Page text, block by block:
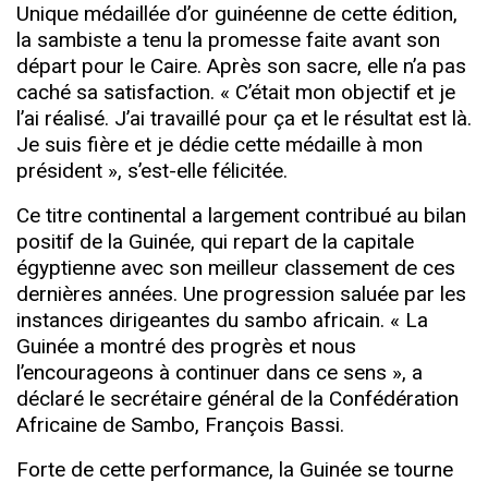
Unique médaillée d’or guinéenne de cette édition,
la sambiste a tenu la promesse faite avant son
départ pour le Caire. Après son sacre, elle n’a pas
caché sa satisfaction. « C’était mon objectif et je
l’ai réalisé. J’ai travaillé pour ça et le résultat est là.
Je suis fière et je dédie cette médaille à mon
président », s’est-elle félicitée.
Ce titre continental a largement contribué au bilan
positif de la Guinée, qui repart de la capitale
égyptienne avec son meilleur classement de ces
dernières années. Une progression saluée par les
instances dirigeantes du sambo africain. « La
Guinée a montré des progrès et nous
l’encourageons à continuer dans ce sens », a
déclaré le secrétaire général de la Confédération
Africaine de Sambo, François Bassi.
Forte de cette performance, la Guinée se tourne